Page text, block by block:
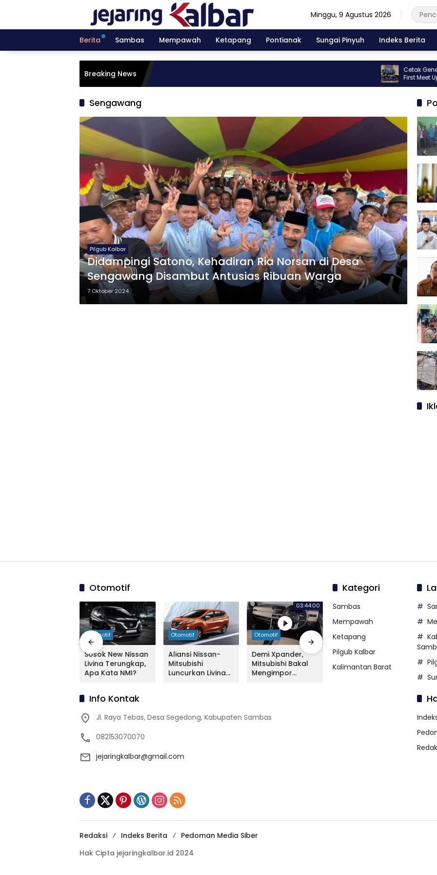
Minggu, 9 Agustus 2026
Berita Sambas Mempawah Ketapang Pontianak Sungai Pinyuh Indeks Berita
Breaking News
Cetak Generasi
First Meet Up
Sengawang
Pilgub Kalbar
Didampingi Satono, Kehadiran Ria Norsan di Desa
Sengawang Disambut Antusias Ribuan Warga
7 Oktober 2024
Otomotif
Otomotif
Sosok New Nissan
Livina Terungkap,
Apa Kata NMI?
Otomotif
Aliansi Nissan-
Mitsubishi
Luncurkan Livina
03:44:00
Otomotif
Demi Xpander,
Mitsubishi Bakal
Mengimpor
Otomotif
Sosok New Nissan
Livina Terungkap,
Apa Kata NMI?
Info Kontak
Jl. Raya Tebas, Desa Segedong, Kabupaten Sambas
082153070070
jejaringkalbar@gmail.com
Kategori
Sambas
Mempawah
Ketapang
Pilgub Kalbar
Kalimantan Barat
Redaksi Indeks Berita
Pedoman Media Siber
Hak Cipta jejaringkalbar.id 2024